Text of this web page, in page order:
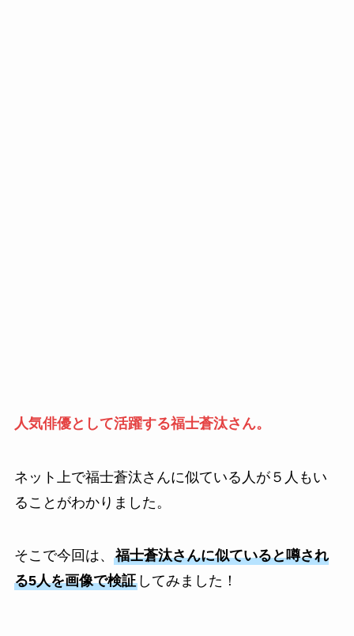
人気俳優として活躍する福士蒼汰さん。
ネット上で福士蒼汰さんに似ている人が５人もい
ることがわかりました。
そこで今回は、 福士蒼汰さんに似ていると噂され
る5人を画像で検証してみました！